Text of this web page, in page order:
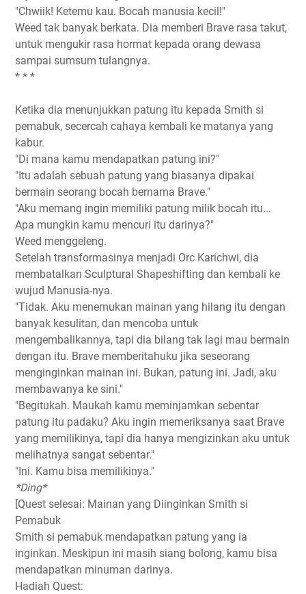
"Chwiik! Ketemu kau. Bocah manusia kecil!"
Weed tak banyak berkata. Dia memberi Brave rasa takut,
untuk mengukir rasa hormat kepada orang dewasa
sampai sumsum tulangnya.
* * *
Ketika dia menunjukkan patung itu kepada Smith si
pemabuk, secercah cahaya kembali ke matanya yang
kabur.
"Di mana kamu mendapatkan patung ini?"
"Itu adalah sebuah patung yang biasanya dipakai
bermain seorang bocah bernama Brave."
"Aku memang ingin memiliki patung milik bocah itu...
Apa mungkin kamu mencuri itu darinya?"
Weed menggeleng.
Setelah transformasinya menjadi Orc Karichwi, dia
membatalkan Sculptural Shapeshifting dan kembali ke
wujud Manusia-nya.
"Tidak. Aku menemukan mainan yang hilang itu dengan
banyak kesulitan, dan mencoba untuk
mengembalikannya, tapi dia bilang tak lagi mau bermain
dengan itu. Brave memberitahuku jika seseorang
menginginkan mainan ini. Bukan, patung ini. Jadi, aku
membawanya ke sini."
"Begitukah. Maukah kamu meminjamkan sebentar
patung itu padaku? Aku ingin memeriksanya saat Brave
yang memilikinya, tapi dia hanya mengizinkan aku untuk
melihatnya sangat sebentar."
"Ini. Kamu bisa memilikinya."
*Ding*
[Quest selesai: Mainan yang Diinginkan Smith si
Pemabuk
Smith si pemabuk mendapatkan patung yang ia
inginkan. Meskipun ini masih siang bolong, kamu bisa
mendapatkan minuman darinya.
Hadiah Quest: